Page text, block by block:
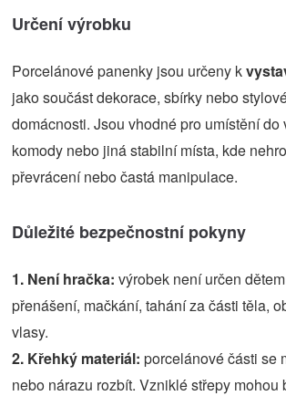
Určení výrobku
Porcelánové panenky jsou určeny k
jako součást dekorace, sbírky nebo
domácnosti. Jsou vhodné pro umístění do
komody nebo jiná stabilní místa, kde
převrácení nebo častá manipulace.
Důležité bezpečnostní pokyny
1. Není hračka: výrobek není určen
přenášení, mačkání, tahání za části těla,
vlasy.
2. Křehký materiál: porcelánové části se
nebo nárazu rozbít. Vzniklé střepy mohou